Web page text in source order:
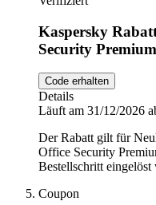
Kaspersky
Security Premium
Code erhalten
Details
Läuft am 31/12/2026
Der Rabatt gilt für
Office Security
Bestellschritt eingelöst
Coupon